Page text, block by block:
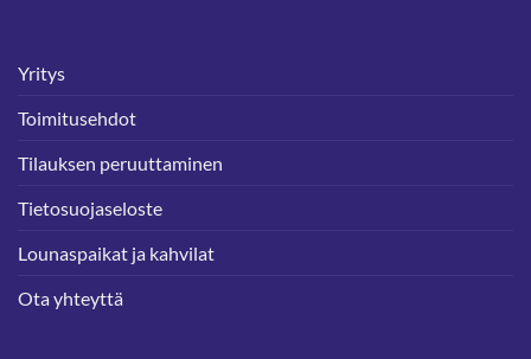
Yritys
Toimitusehdot
Tilauksen peruuttaminen
Tietosuojaseloste
Lounaspaikat ja kahvilat
Ota yhteyttä